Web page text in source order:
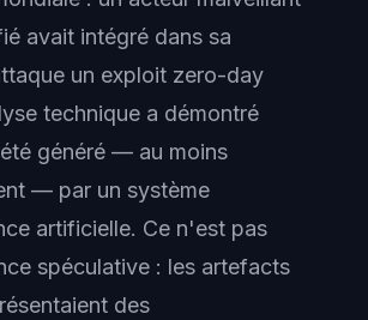
avait intégré dans sa
un exploit zero-day
technique a démontré
généré — au moins
— par un système
artificielle. Ce n'est pas
spéculative : les artefacts
des